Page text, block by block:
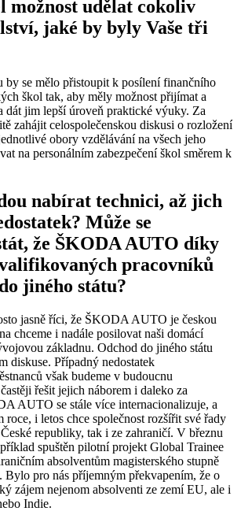
možnost udělat cokoliv
jaké by byly Vaše tři
by se mělo přistoupit k posílení finančního
škol tak, aby měly možnost přijímat a
dát jim lepší úroveň praktické výuky. Za
zahájit celospolečenskou diskusi o rozložení
obory vzdělávání na všech jeho
na personálním zabezpečení škol směrem k
nabírat technici, až jich
Může se
že ŠKODA AUTO díky
pracovníků
jiného státu?
jasně říci, že ŠKODA AUTO je českou
chceme i nadále posilovat naši domácí
základnu. Odchod do jiného státu
diskuse. Případný nedostatek
však budeme v budoucnu
řešit jejich náborem i daleko za
AUTO se stále více internacionalizuje, a
roce, i letos chce společnost rozšířit své řady
republiky, tak i ze zahraničí. V březnu
spuštěn pilotní projekt Global Trainee
absolventům magisterského stupně
Bylo pro nás příjemným překvapením, že o
zájem nejenom absolventi ze zemí EU, ale i
Indie.